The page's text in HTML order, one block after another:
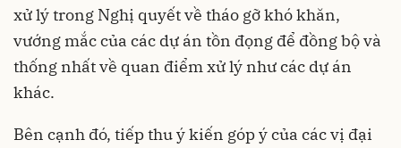
xử lý trong Nghị quyết về tháo gỡ khó khăn,
vướng mắc của các dự án tồn đọng để đồng bộ và
thống nhất về quan điểm xử lý như các dự án
khác.
Bên cạnh đó, tiếp thu ý kiến góp ý của các vị đại